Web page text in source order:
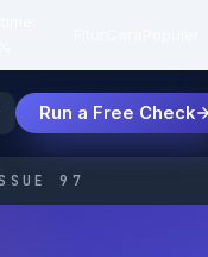
Run a Free Check
97